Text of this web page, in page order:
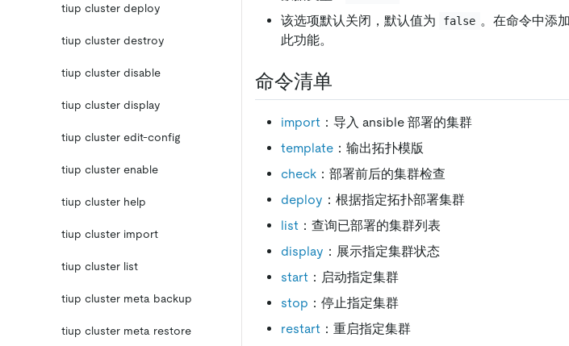
tiup cluster deploy
tiup cluster destroy
tiup cluster disable
tiup cluster display
tiup cluster edit-config
tiup cluster enable
tiup cluster help
tiup cluster import
tiup cluster list
tiup cluster meta backup
tiup cluster meta restore
该选项默认关闭，默认值为 false 。在命令中添
此功能。
命令清单
import ：导入 ansible 部署的集群
template ：输出拓扑模版
check ：部署前后的集群检查
deploy ：根据指定拓扑部署集群
list ：查询已部署的集群列表
display ：展示指定集群状态
start ：启动指定集群
stop ：停止指定集群
restart ：重启指定集群